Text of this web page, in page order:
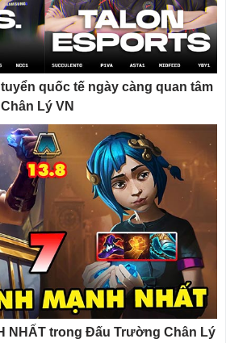
quốc tế ngày càng quan tâm
Lý VN
NHẤT trong Đấu Trường Chân Lý